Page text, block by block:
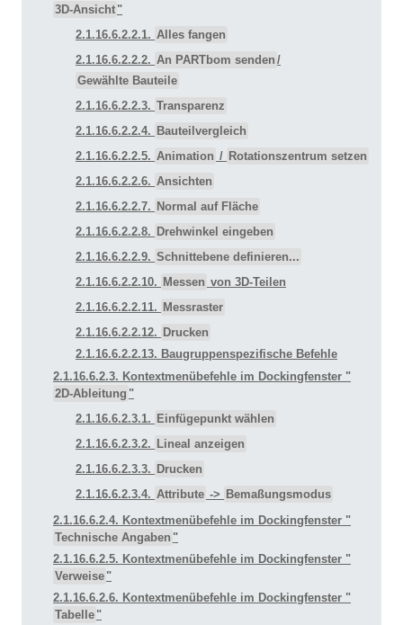
3D-Ansicht "
2.1.16.6.2.2.1. Alles fangen
2.1.16.6.2.2.2. An PARTbom senden /
Gewählte Bauteile
2.1.16.6.2.2.3. Transparenz
2.1.16.6.2.2.4. Bauteilvergleich
2.1.16.6.2.2.5. Animation / Rotationszentrum setzen
2.1.16.6.2.2.6. Ansichten
2.1.16.6.2.2.7. Normal auf Fläche
2.1.16.6.2.2.8. Drehwinkel eingeben
2.1.16.6.2.2.9. Schnittebene definieren...
2.1.16.6.2.2.10. Messen von 3D-Teilen
2.1.16.6.2.2.11. Messraster
2.1.16.6.2.2.12. Drucken
2.1.16.6.2.2.13. Baugruppenspezifische Befehle
2.1.16.6.2.3. Kontextmenübefehle im Dockingfenster "
2D-Ableitung "
2.1.16.6.2.3.1. Einfügepunkt wählen
2.1.16.6.2.3.2. Lineal anzeigen
2.1.16.6.2.3.3. Drucken
2.1.16.6.2.3.4. Attribute -> Bemaßungsmodus
2.1.16.6.2.4. Kontextmenübefehle im Dockingfenster "
Technische Angaben "
2.1.16.6.2.5. Kontextmenübefehle im Dockingfenster "
Verweise "
2.1.16.6.2.6. Kontextmenübefehle im Dockingfenster "
Tabelle "